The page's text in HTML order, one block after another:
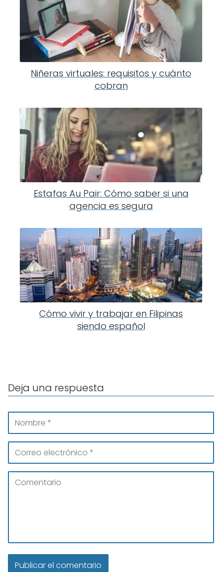
Niñeras virtuales: requisitos y cuánto
cobran
Estafas Au Pair: Cómo saber si una
agencia es segura
Cómo vivir y trabajar en Filipinas
siendo español
Deja una respuesta